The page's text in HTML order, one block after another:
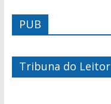
PUB
Tribuna do Leitor